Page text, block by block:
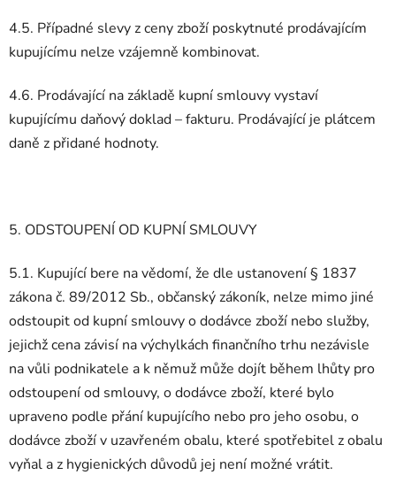
4.5. Případné slevy z ceny zboží poskytnuté prodávajícím
kupujícímu nelze vzájemně kombinovat.
4.6. Prodávající na základě kupní smlouvy vystaví
kupujícímu daňový doklad – fakturu. Prodávající je plátcem
daně z přidané hodnoty.
5. ODSTOUPENÍ OD KUPNÍ SMLOUVY
5.1. Kupující bere na vědomí, že dle ustanovení § 1837
zákona č. 89/2012 Sb., občanský zákoník, nelze mimo jiné
odstoupit od kupní smlouvy o dodávce zboží nebo služby,
jejichž cena závisí na výchylkách finančního trhu nezávisle
na vůli podnikatele a k němuž může dojít během lhůty pro
odstoupení od smlouvy, o dodávce zboží, které bylo
upraveno podle přání kupujícího nebo pro jeho osobu, o
dodávce zboží v uzavřeném obalu, které spotřebitel z obalu
vyňal a z hygienických důvodů jej není možné vrátit.